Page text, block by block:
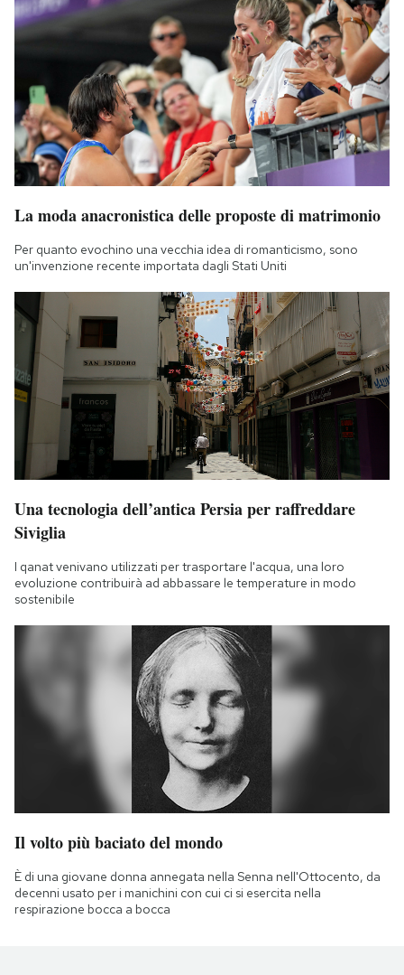
La moda anacronistica delle proposte di matrimonio
Per quanto evochino una vecchia idea di romanticismo, sono
un'invenzione recente importata dagli Stati Uniti
Una tecnologia dell’antica Persia per raffreddare
Siviglia
I qanat venivano utilizzati per trasportare l'acqua, una loro
evoluzione contribuirà ad abbassare le temperature in modo
sostenibile
Il volto più baciato del mondo
È di una giovane donna annegata nella Senna nell'Ottocento, da
decenni usato per i manichini con cui ci si esercita nella
respirazione bocca a bocca